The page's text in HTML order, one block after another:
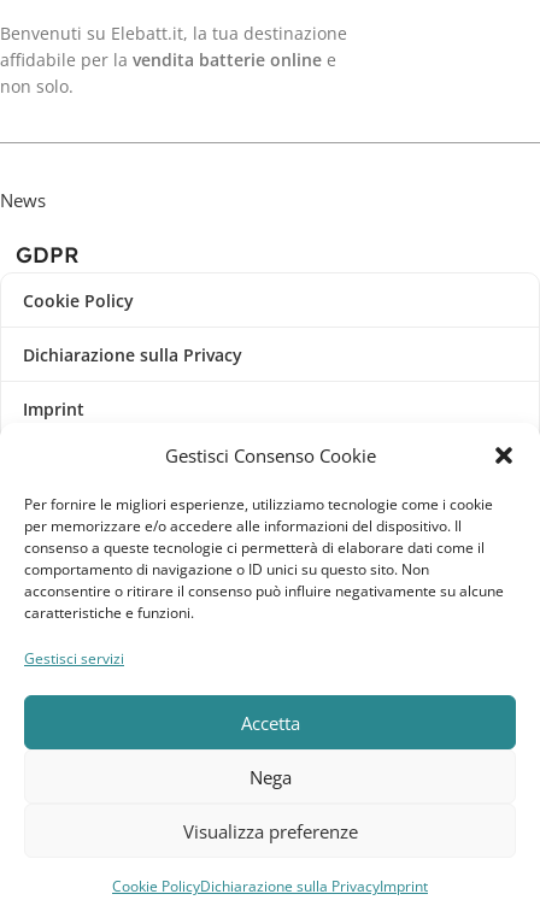
Gestisci Consenso Cookie
Per fornire le migliori esperienze, utilizziamo tecnologie come i cookie
per memorizzare e/o accedere alle informazioni del dispositivo. Il
consenso a queste tecnologie ci permetterà di elaborare dati come il
comportamento di navigazione o ID unici su questo sito. Non
acconsentire o ritirare il consenso può influire negativamente su alcune
caratteristiche e funzioni.
Gestisci servizi
Accetta
Nega
Visualizza preferenze
Cookie PolicyDichiarazione sulla PrivacyImprint
Benvenuti su Elebatt.it, la tua destinazione
affidabile per la vendita batterie online e
non solo.
News
GDPR
Cookie Policy
Dichiarazione sulla Privacy
Imprint
Termini e Condizioni
Disconoscimento
Pagine Dedicate
CLIENTE
Bacheca cliente